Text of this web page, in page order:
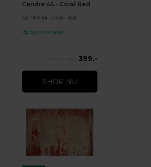
Cendre 44 - Coral Red
Cendre 44 - Coral Red
op voorraad
399,-
SHOP NU